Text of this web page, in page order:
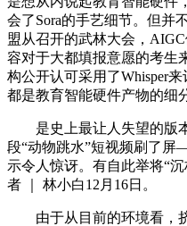
会了Sora的手艺细节。但并
盟从召开的武林大会，
容对于大都填报意愿的考生
构公开认可采用了Whisper
都是教育智能硬件产物的细
是史上最让人失望的版本
段“动物跳水”短视频刷了
示令人惊讶。有自此举将“
者 ｜ 林小白12月16日。
由于从目前的环境看，挤